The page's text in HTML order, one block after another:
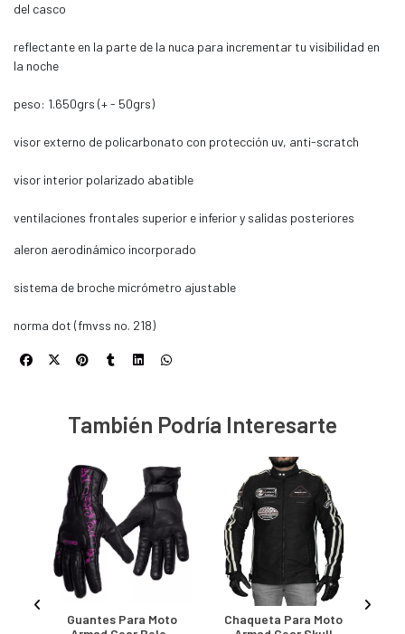
del casco
reflectante en la parte de la nuca para incrementar tu visibilidad en
la noche
peso: 1.650grs (+ - 50grs)
visor externo de policarbonato con protección uv, anti-scratch
visor interior polarizado abatible
ventilaciones frontales superior e inferior y salidas posteriores
aleron aerodinámico incorporado
sistema de broche micrómetro ajustable
norma dot (fmvss no. 218)
También Podría Interesarte
Guantes Para Moto
Chaqueta Para Moto